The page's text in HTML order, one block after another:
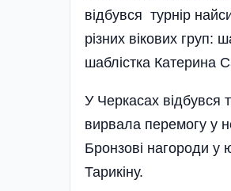
відбувся турнір
різних вікових груп:
шаблістка Катерина
У Черкасах відбувся
вирвала перемогу у
Бронзові нагороди у
Тарикіну.